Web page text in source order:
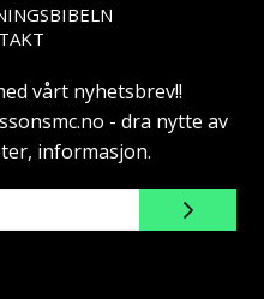
vårt nyhetsbrev!!
- dra nytte av
informasjon.